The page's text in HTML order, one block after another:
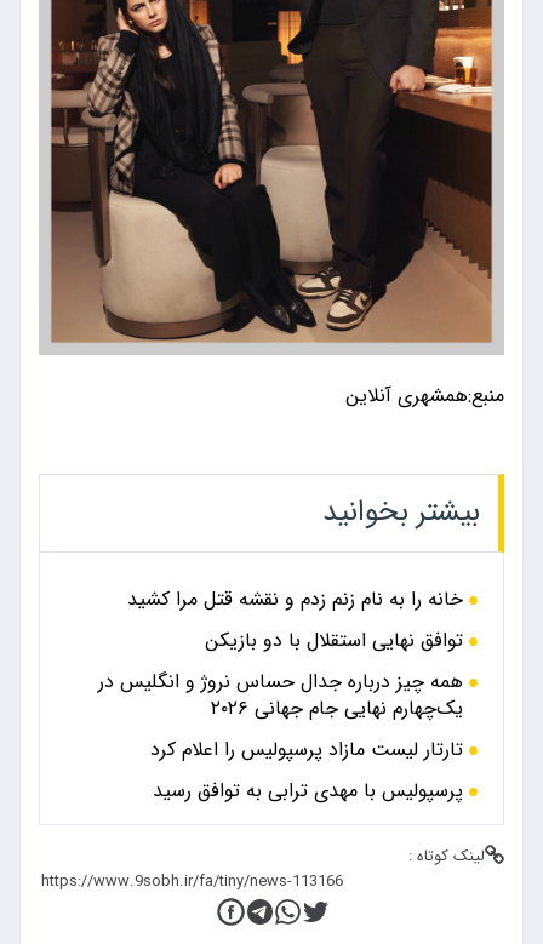
منبع:همشهری آنلاین
بیشتر بخوانید
خانه را به نام زنم زدم و نقشه قتل مرا کشید
توافق نهایی استقلال با دو بازیکن
همه چیز درباره جدال حساس نروژ و انگلیس در
یک‌چهارم نهایی جام جهانی ۲۰۲۶
تارتار لیست مازاد پرسپولیس را اعلام کرد
پرسپولیس با مهدی ترابی به توافق رسید
لینک کوتاه :